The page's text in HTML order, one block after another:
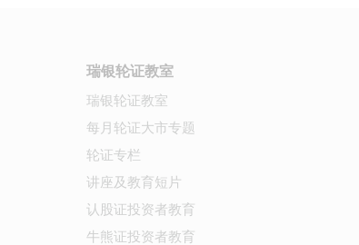
瑞银轮证教室
瑞银轮证教室
每月轮证大市专题
轮证专栏
讲座及教育短片
认股证投资者教育
牛熊证投资者教育